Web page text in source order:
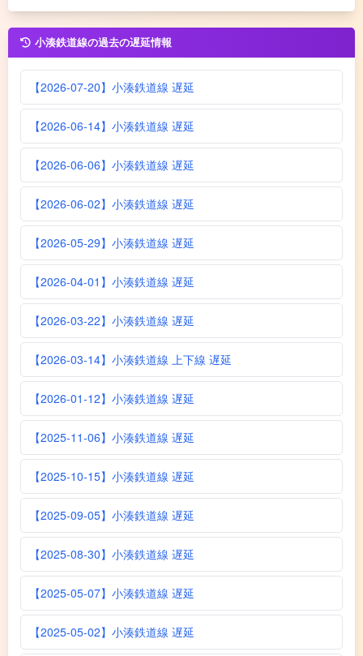
小湊鉄道線の過去の遅延情報
【2026-07-20】小湊鉄道線 遅延
【2026-06-14】小湊鉄道線 遅延
【2026-06-06】小湊鉄道線 遅延
【2026-06-02】小湊鉄道線 遅延
【2026-05-29】小湊鉄道線 遅延
【2026-04-01】小湊鉄道線 遅延
【2026-03-22】小湊鉄道線 遅延
【2026-03-14】小湊鉄道線 上下線 遅延
【2026-01-12】小湊鉄道線 遅延
【2025-11-06】小湊鉄道線 遅延
【2025-10-15】小湊鉄道線 遅延
【2025-09-05】小湊鉄道線 遅延
【2025-08-30】小湊鉄道線 遅延
【2025-05-07】小湊鉄道線 遅延
【2025-05-02】小湊鉄道線 遅延